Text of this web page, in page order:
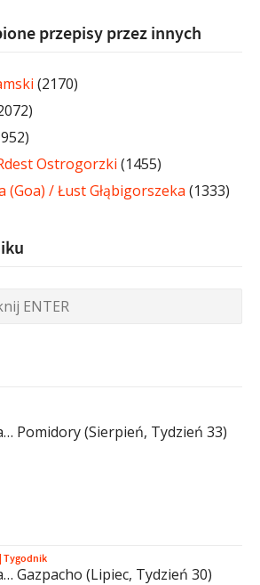
przepisy przez innych
(2170)
Ostrogorzki (1455)
(Goa) / Łust Głąbigorszeka (1333)
Pomidory (Sierpień, Tydzień 33)
|Tygodnik
Gazpacho (Lipiec, Tydzień 30)